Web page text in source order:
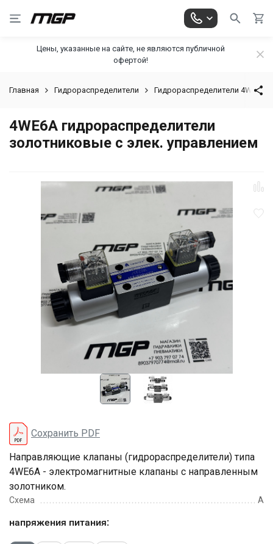
Цены, указанные на сайте, не являются публичной
офертой!
Главная Гидрораспределители Гидрораспределители 4WE
4WE6A гидрораспределители
золотниковые с элек. управлением
Сохранить PDF
Направляющие клапаны (гидрораспределители) типа
4WE6A - электромагнитные клапаны с направленным
золотником.
Схема A
напряжения питания: